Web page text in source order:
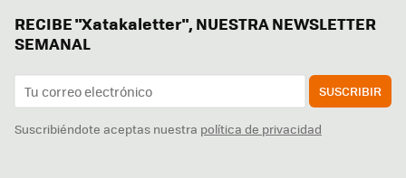
RECIBE "Xatakaletter", NUESTRA NEWSLETTER
SEMANAL
SUSCRIBIR
Suscribiéndote aceptas nuestra política de privacidad